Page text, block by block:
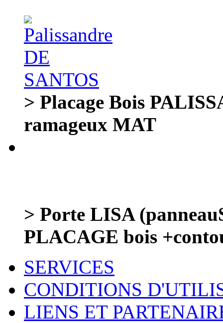
> Placage Bois
ramageux MAT
> Porte LISA
PLACAGE bois
SERVICES
CONDITIONS
LIENS ET